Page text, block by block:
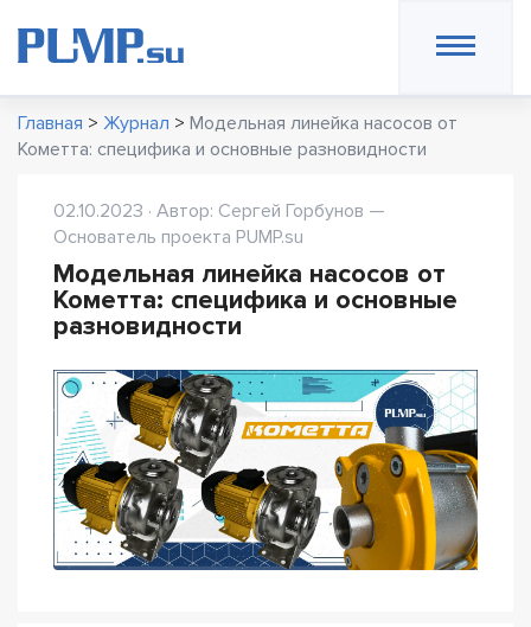
Главная > Журнал > Модельная линейка насосов от
Кометта: специфика и основные разновидности
02.10.2023 · Автор: Сергей Горбунов —
Основатель проекта PUMP.su
Модельная линейка насосов от
Кометта: специфика и основные
разновидности